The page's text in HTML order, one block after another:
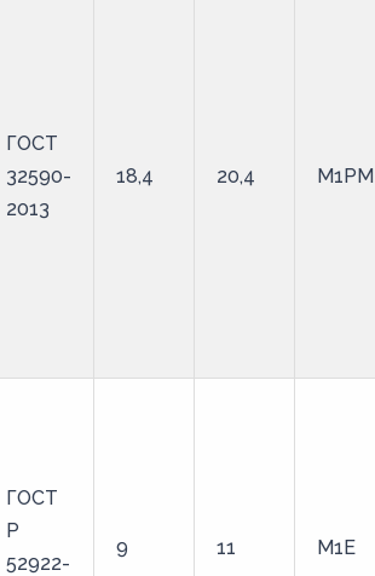
ГОСТ
32590-
2013
18,4 20,4 М1РМ
ГОСТ
Р
52922-
9 11 М1Е